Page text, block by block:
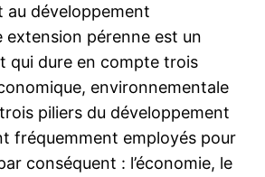
au développement
extension pérenne est un
qui dure en compte trois
environnementale
piliers du développement
fréquemment employés pour
conséquent : l’économie, le